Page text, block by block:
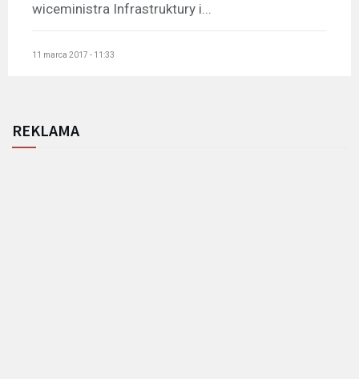
wiceministra Infrastruktury i...
11 marca 2017 - 11:33
REKLAMA